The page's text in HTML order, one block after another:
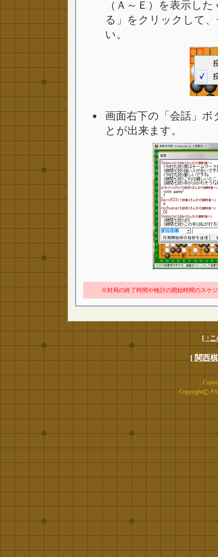
（Ａ～Ｅ）を表示し
る」をクリックして
い。
画面右下の「会話」
とが出来ます。
※対局の終了時間や検討の開始時間のスケ
[ ↑
[ 関西
Copyright©